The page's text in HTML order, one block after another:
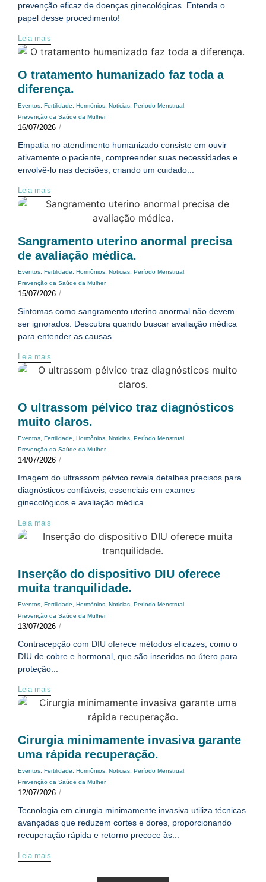
prevenção eficaz de doenças ginecológicas. Entenda o
papel desse procedimento!
Leia mais
O tratamento humanizado faz toda a
diferença.
Eventos, Fertilidade, Hormônios, Noticias, Período Menstrual,
Prevenção da Saúde da Mulher
16/07/2026 /
Empatia no atendimento humanizado consiste em ouvir
ativamente o paciente, compreender suas necessidades e
envolvê-lo nas decisões, criando um cuidado...
Leia mais
Sangramento uterino anormal precisa
de avaliação médica.
Eventos, Fertilidade, Hormônios, Noticias, Período Menstrual,
Prevenção da Saúde da Mulher
15/07/2026 /
Sintomas como sangramento uterino anormal não devem
ser ignorados. Descubra quando buscar avaliação médica
para entender as causas.
Leia mais
O ultrassom pélvico traz diagnósticos
muito claros.
Eventos, Fertilidade, Hormônios, Noticias, Período Menstrual,
Prevenção da Saúde da Mulher
14/07/2026 /
Imagem do ultrassom pélvico revela detalhes precisos para
diagnósticos confiáveis, essenciais em exames
ginecológicos e avaliação médica.
Leia mais
Inserção do dispositivo DIU oferece
muita tranquilidade.
Eventos, Fertilidade, Hormônios, Noticias, Período Menstrual,
Prevenção da Saúde da Mulher
13/07/2026 /
Contracepção com DIU oferece métodos eficazes, como o
DIU de cobre e hormonal, que são inseridos no útero para
proteção...
Leia mais
Cirurgia minimamente invasiva garante
uma rápida recuperação.
Eventos, Fertilidade, Hormônios, Noticias, Período Menstrual,
Prevenção da Saúde da Mulher
12/07/2026 /
Tecnologia em cirurgia minimamente invasiva utiliza técnicas
avançadas que reduzem cortes e dores, proporcionando
recuperação rápida e retorno precoce às...
Leia mais